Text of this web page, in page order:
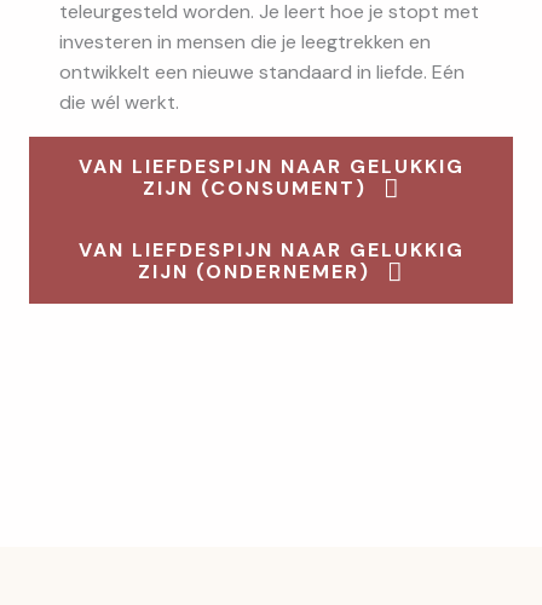
teleurgesteld worden. Je leert hoe je stopt met
investeren in mensen die je leegtrekken en
ontwikkelt een nieuwe standaard in liefde. Eén
die wél werkt.
VAN LIEFDESPIJN NAAR GELUKKIG
ZIJN (CONSUMENT)
VAN LIEFDESPIJN NAAR GELUKKIG
ZIJN (ONDERNEMER)